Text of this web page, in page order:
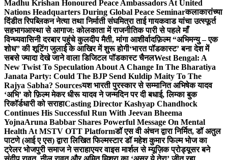
Madhu Krishan Honoured Peace Ambassadors At United
Nations Headquarters During Global Peace Seminarकलाकारांच्या
दिंडीत रिपब्लिकन नेत्या तथा निर्माती संघमित्रा ताई गायकवाड यांचा उत्स्फूर्त
सहभागआस्था से आगाज: कोलकाता में राजनीतिक पारी से पहले माँ
विन्ध्यवासिनी दरबार पहुंचे कुलदीप मैती, मांगा आशीर्वादफ़िल्म “अभिमन्यु – एक
शोध” की शूटिंग जुलाई के आखिर में शुरू होगी‘भारत पॉडकास्ट’ बना देश में
सबसे ज्यादा देखे जाने वाला डिजिटल पॉडकास्ट चैनलWest Bengal: A
New Twist To Speculation About A Change In The Bharatiya
Janata Party: Could The BJP Send Kuldip Maity To The
Rajya Sabha? Sourcesयश भारती पुरस्कार से सम्मानित अभिषेक यादव
‘अभि’ को फ़िल्म मेकर धीरू यादव ने जन्मदिन पर दी बधाई, लिम्का बुक
रिकॉर्डधारी को सराहाCasting Director Kashyap Chandhock
Continues His Successful Run With Jeevan Bheema
YojnaAruna Babbar Shares Powerful Message On Mental
Health At MSTV OTT Platformडॉ एस वी अंचन द्वारा निर्मित, डॉ अतुल
पाटणे (आई ए एस) द्वारा लिखित फिल्मस्टार डॉ महेश कुमार फिल्म भोज का
ट्रेलर भोजपुरी समाज ने सराहाएयर वाइस मार्शल से म्यूज़िक प्रोड्यूसर बने